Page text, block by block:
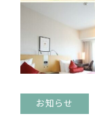
お知らせ